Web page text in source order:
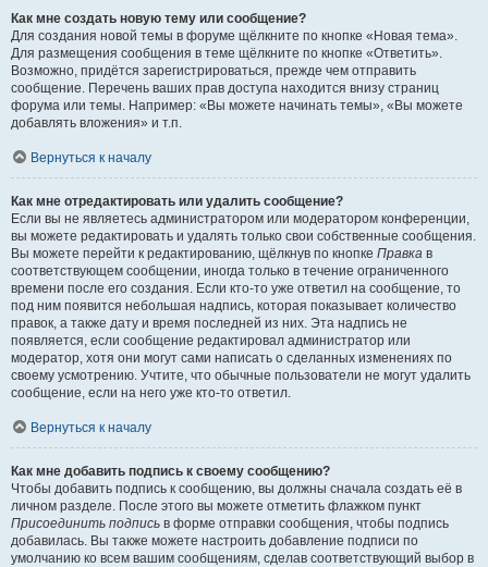
Как мне создать новую тему или сообщение?
Для создания новой темы в форуме щёлкните по кнопке «Новая тема».
Для размещения сообщения в теме щёлкните по кнопке «Ответить».
Возможно, придётся зарегистрироваться, прежде чем отправить
сообщение. Перечень ваших прав доступа находится внизу страниц
форума или темы. Например: «Вы можете начинать темы», «Вы можете
добавлять вложения» и т.п.
Вернуться к началу
Как мне отредактировать или удалить сообщение?
Если вы не являетесь администратором или модератором конференции,
вы можете редактировать и удалять только свои собственные сообщения.
Вы можете перейти к редактированию, щёлкнув по кнопке Правка в
соответствующем сообщении, иногда только в течение ограниченного
времени после его создания. Если кто-то уже ответил на сообщение, то
под ним появится небольшая надпись, которая показывает количество
правок, а также дату и время последней из них. Эта надпись не
появляется, если сообщение редактировал администратор или
модератор, хотя они могут сами написать о сделанных изменениях по
своему усмотрению. Учтите, что обычные пользователи не могут удалить
сообщение, если на него уже кто-то ответил.
Вернуться к началу
Как мне добавить подпись к своему сообщению?
Чтобы добавить подпись к сообщению, вы должны сначала создать её в
личном разделе. После этого вы можете отметить флажком пункт
Присоединить подпись в форме отправки сообщения, чтобы подпись
добавилась. Вы также можете настроить добавление подписи по
умолчанию ко всем вашим сообщениям, сделав соответствующий выбор в